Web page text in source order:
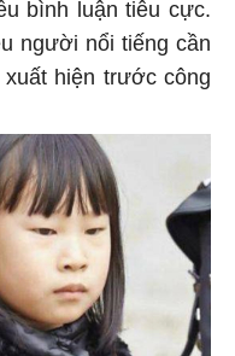
bình luận tiêu cực.
người nổi tiếng cần
hiện trước công